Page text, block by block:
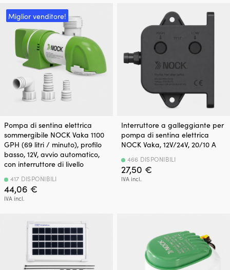
Miglior venditore!
Pompa di sentina elettrica
sommergibile NOCK Vaka 1100
GPH (69 litri / minuto), profilo
basso, 12V, avvio automatico,
con interruttore di livello
44,06 €
IVA incl.
417 DISPONIBILI
Interruttore a galleggiante per
pompa di sentina elettrica
NOCK Vaka, 12V/24V, 20/10 A
27,50 €
IVA incl.
466 DISPONIBILI